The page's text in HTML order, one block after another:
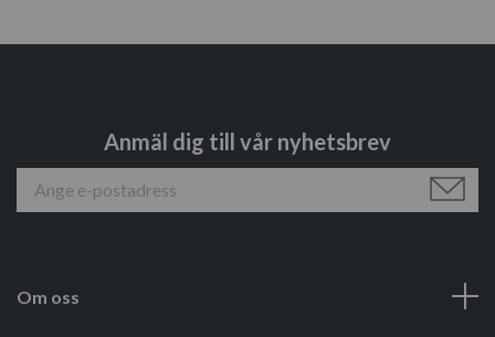
Anmäl dig till vår nyhetsbrev
Om oss